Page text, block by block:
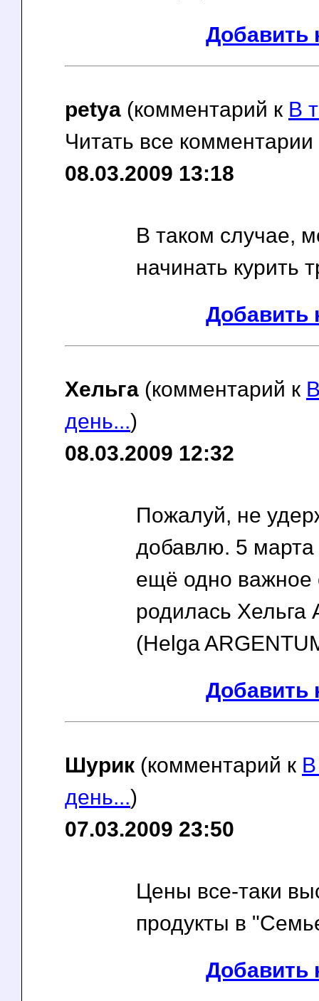
Добавить
petya (комментарий к В
Читать все комментарии
08.03.2009 13:18
В таком случае,
начинать курить
Добавить
Хельга (комментарий к
день...)
08.03.2009 12:32
Пожалуй, не
добавлю. 5
ещё одно важное
родилась Хельга
(Helga
Добавить
Шурик (комментарий к
день...)
07.03.2009 23:50
Цены все-таки
продукты в
Добавить